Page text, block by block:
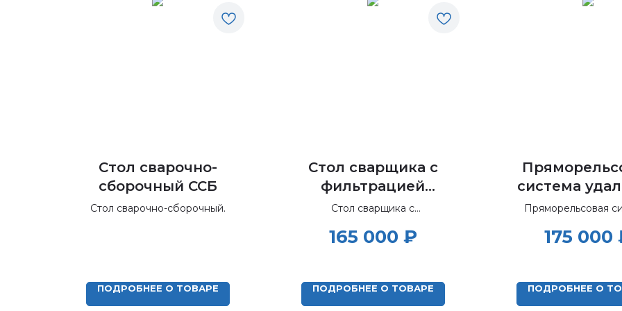
Стол сварочно-
сборочный ССБ
Стол сварочно-сборочный.
ПОДРОБНЕЕ О ТОВАРЕ
Стол сварщика c
фильтрацией
воздуха и
планшайбой ССП-
Стол сварщика c
поворотной планшайбой.
165 000 ₽
ПОДРОБНЕЕ О ТОВАРЕ
система
дыма и
ПВУ
Пряморельсовая
в комплекте с
175 000
ПОДРОБНЕЕ О